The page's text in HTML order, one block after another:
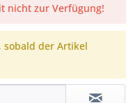
nicht zur Verfügung!
sobald der Artikel